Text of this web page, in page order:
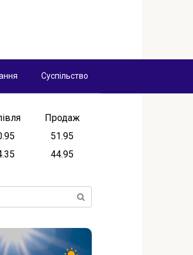
Суспільство
Продаж
51.95
44.95